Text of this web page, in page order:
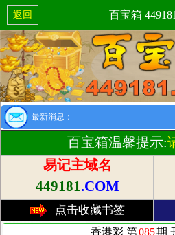
返回 百宝箱
最新消息：
百宝箱温馨提示:
易记主域名
449181.COM
点击收藏书签